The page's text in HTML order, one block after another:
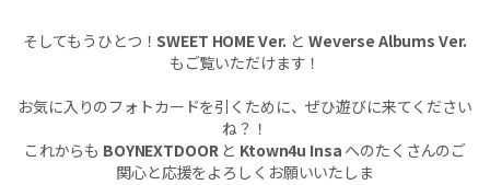
そしてもうひとつ！SWEET HOME Ver. と Weverse Albums Ver.
もご覧いただけます！
お気に入りのフォトカードを引くために、ぜひ遊びに来てください
ね？！
これからも BOYNEXTDOORと Ktown4u Insa へのたくさんのご
関心と応援をよろしくお願いいたしま